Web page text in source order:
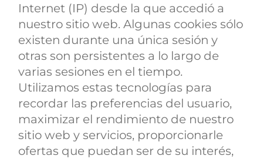
Internet (IP) desde la que accedió a
nuestro sitio web. Algunas cookies sólo
existen durante una única sesión y
otras son persistentes a lo largo de
varias sesiones en el tiempo.
Utilizamos estas tecnologías para
recordar las preferencias del usuario,
maximizar el rendimiento de nuestro
sitio web y servicios, proporcionarle
ofertas que puedan ser de su interés,